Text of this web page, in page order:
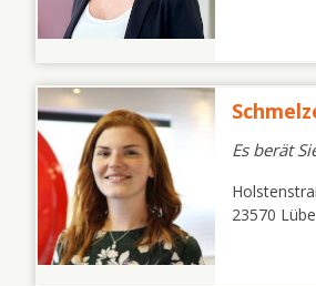
Es berät
23570